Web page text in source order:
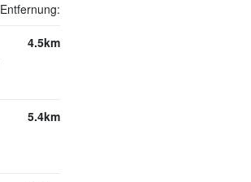
Entfernung:
4.5km
5.4km